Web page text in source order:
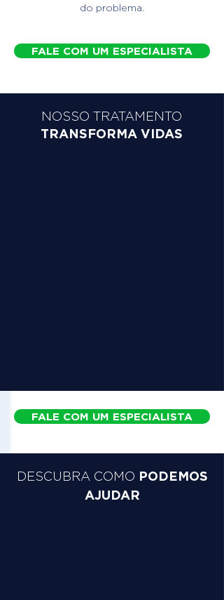
do problema.
FALE COM UM ESPECIALISTA
NOSSO TRATAMENTO
TRANSFORMA VIDAS
FALE COM UM ESPECIALISTA
DESCUBRA COMO PODEMOS
AJUDAR